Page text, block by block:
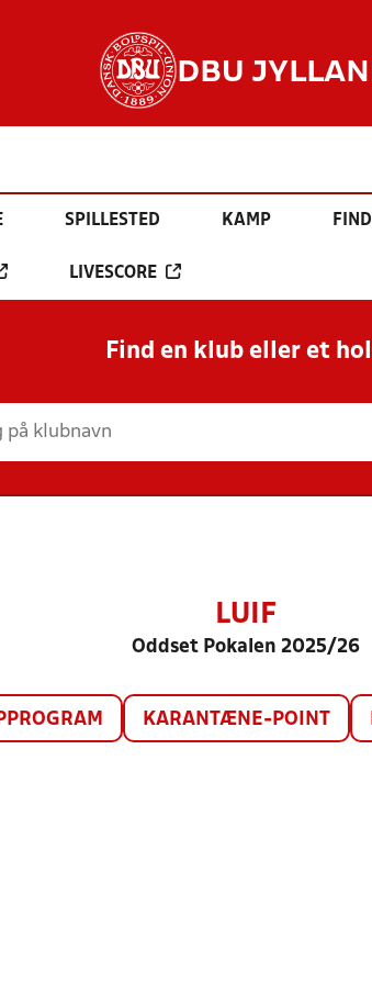
DBU
SPILLESTED KAMP
LIVESCORE
Find en klub eller et
LUIF
Oddset Pokalen 2025/26
KARANTÆNE-POINT